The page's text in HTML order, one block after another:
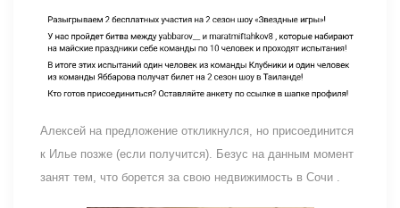
Алексей на предложение откликнулся, но присоединится
к Илье позже (если получится). Безус на данным момент
занят тем, что борется за свою недвижимость в Сочи .